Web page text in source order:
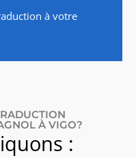
à votre
À VIGO?
: